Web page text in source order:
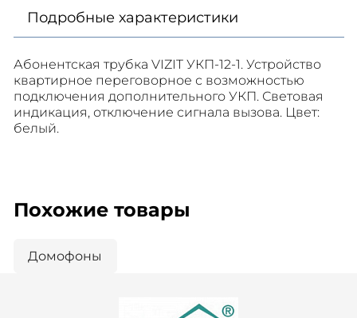
Подробные характеристики
Абонентская трубка VIZIT УКП-12-1. Устройство
квартирное переговорное с возможностью
подключения дополнительного УКП. Световая
индикация, отключение сигнала вызова. Цвет:
белый.
Похожие товары
Домофоны